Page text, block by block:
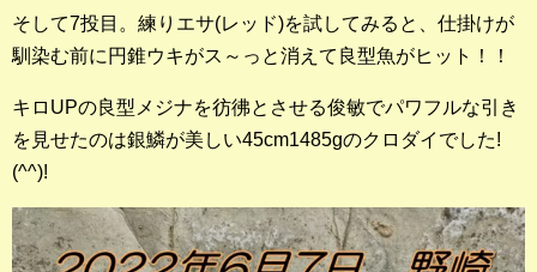
そして7投目。練りエサ(レッド)を試してみると、仕掛けが
馴染む前に円錐ウキがス～っと消えて良型魚がヒット！！
キロUPの良型メジナを彷彿とさせる俊敏でパワフルな引き
を見せたのは銀鱗が美しい45cm1485gのクロダイでした!
(^^)!
お問い合わせ